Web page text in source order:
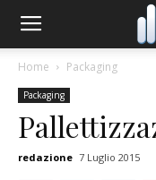
Home Packaging
Packaging
redazione 7 Luglio 2015